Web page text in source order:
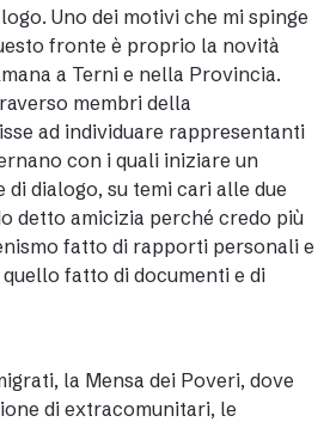
Uno dei motivi che mi spinge
fronte è proprio la novità
a Terni e nella Provincia.
membri della
ad individuare rappresentanti
con i quali iniziare un
dialogo, su temi cari alle due
detto amicizia perché credo più
fatto di rapporti personali e
fatto di documenti e di
la Mensa dei Poveri, dove
di extracomunitari, le